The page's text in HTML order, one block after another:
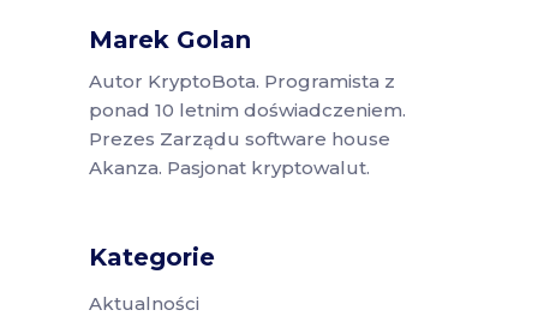
Marek Golan
Autor KryptoBota. Programista z
ponad 10 letnim doświadczeniem.
Prezes Zarządu software house
Akanza. Pasjonat kryptowalut.
Kategorie
Aktualności